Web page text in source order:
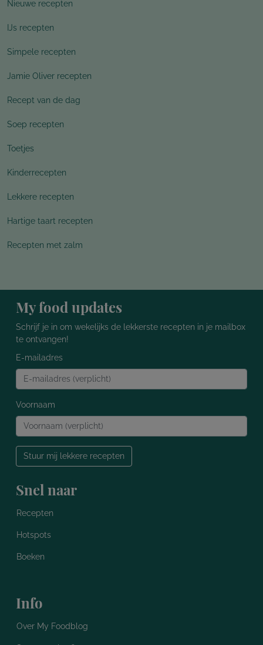
Nieuwe recepten
IJs recepten
Simpele recepten
Jamie Oliver recepten
Recept van de dag
Soep recepten
Toetjes
Kinderrecepten
Lekkere recepten
Hartige taart recepten
Recepten met zalm
My food updates
Schrijf je in om wekelijks de lekkerste recepten in je mailbox
te ontvangen!
E-mailadres
Voornaam
Stuur mij lekkere recepten
Snel naar
Recepten
Hotspots
Boeken
Info
Over My Foodblog